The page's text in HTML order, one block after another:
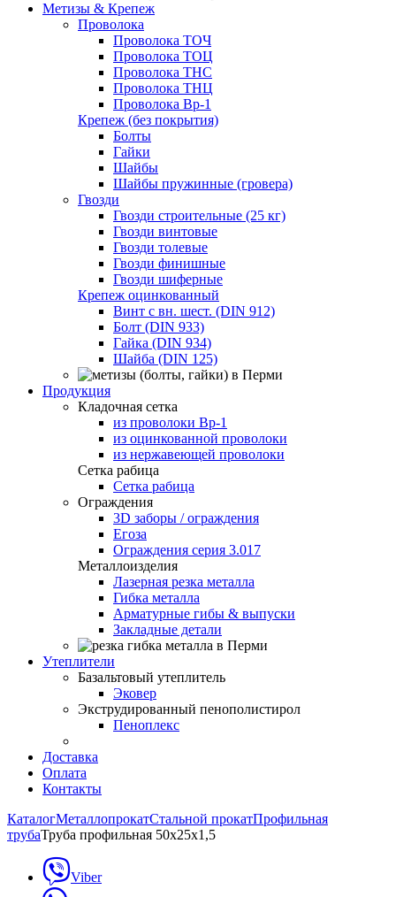
Метизы & Крепеж
Проволока
Проволока ТОЧ
Проволока ТОЦ
Проволока ТНС
Проволока ТНЦ
Проволока Вр-1
Крепеж (без покрытия)
Болты
Гайки
Шайбы
Шайбы пружинные (гровера)
Гвозди
Гвозди строительные (25 кг)
Гвозди винтовые
Гвозди толевые
Гвозди финишные
Гвозди шиферные
Крепеж оцинкованный
Винт с вн. шест. (DIN 912)
Болт (DIN 933)
Гайка (DIN 934)
Шайба (DIN 125)
Продукция
Кладочная сетка
из проволоки Вр-1
из оцинкованной проволоки
из нержавеющей проволоки
Сетка рабица
Сетка рабица
Ограждения
3D заборы / ограждения
Егоза
Ограждения серия 3.017
Металлоизделия
Лазерная резка металла
Гибка металла
Арматурные гибы & выпуски
Закладные детали
Утеплители
Базальтовый утеплитель
Эковер
Экструдированный пенополистирол
Пеноплекс
Доставка
Оплата
Контакты
КаталогМеталлопрокатСтальной прокатПрофильная
трубаТруба профильная 50х25х1,5
Viber